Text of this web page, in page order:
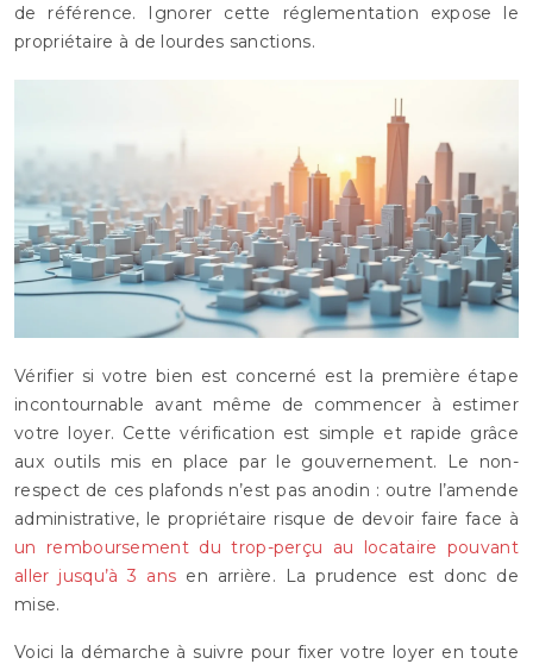
de référence. Ignorer cette réglementation expose le
propriétaire à de lourdes sanctions.
Vérifier si votre bien est concerné est la première étape
incontournable avant même de commencer à estimer
votre loyer. Cette vérification est simple et rapide grâce
aux outils mis en place par le gouvernement. Le non-
respect de ces plafonds n’est pas anodin : outre l’amende
administrative, le propriétaire risque de devoir faire face à
un remboursement du trop-perçu au locataire pouvant
aller jusqu’à 3 ans en arrière. La prudence est donc de
mise.
Voici la démarche à suivre pour fixer votre loyer en toute